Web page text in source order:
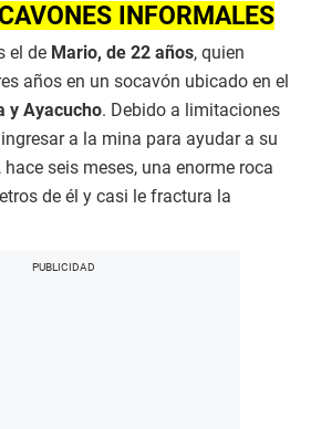
INFORMALES
el de Mario, de 22 años, quien
años en un socavón ubicado en el
y Ayacucho. Debido a limitaciones
a la mina para ayudar a su
seis meses, una enorme roca
de él y casi le fractura la